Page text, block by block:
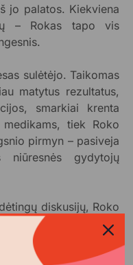
jo palatos. Kiekviena
– Rokas tapo vis
sulėtėjo. Taikomas
matytus rezultatus,
smarkiai krenta
tiek Roko
pirmyn – pasiveja
gydytojų
diskusijų, Roko
– suteikti savo
tęsti gydymą
apie kurią